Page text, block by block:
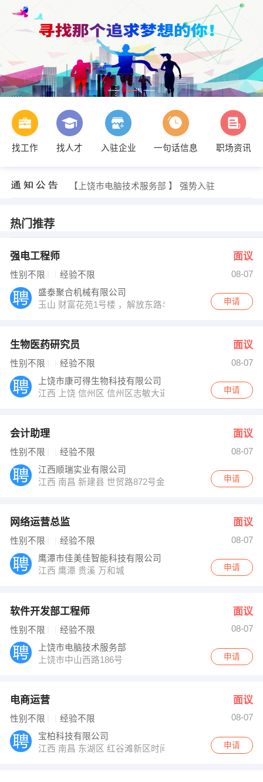
找工作 找人才 入驻企业 一句话信息 职场资讯
陈先生 发布 [软件开发部工程师 ] 招聘信息
【上饶市电脑技术服务部 】 强势入驻
【上饶市宏冠暖通设备有限公司 】 强势入驻
热门推荐
强电工程师 面议
性别不限 经验不限
08-07
盛泰聚合机械有限公司
玉山 财富花苑1号楼 ，解放东路与玉虹路交汇处申请
生物医药研究员 面议
性别不限 经验不限
08-07
上饶市康可得生物科技有限公司
江西 上饶 信州区 信州区志敏大道401号（上饶师院内）
申请
会计助理 面议
性别不限 经验不限
08-07
江西顺瑞实业有限公司
江西 南昌 新建县 世贸路872号金涛大厦
申请
网络运营总监 面议
性别不限 经验不限
08-07
鹰潭市佳美佳智能科技有限公司
江西 鹰潭 贵溪 万和城
申请
软件开发部工程师 面议
性别不限 经验不限
08-07
上饶市电脑技术服务部
上饶市中山西路186号
申请
电商运营 面议
性别不限 经验不限
08-07
宝柏科技有限公司
江西 南昌 东湖区 红谷滩新区时间广场B座6楼
申请